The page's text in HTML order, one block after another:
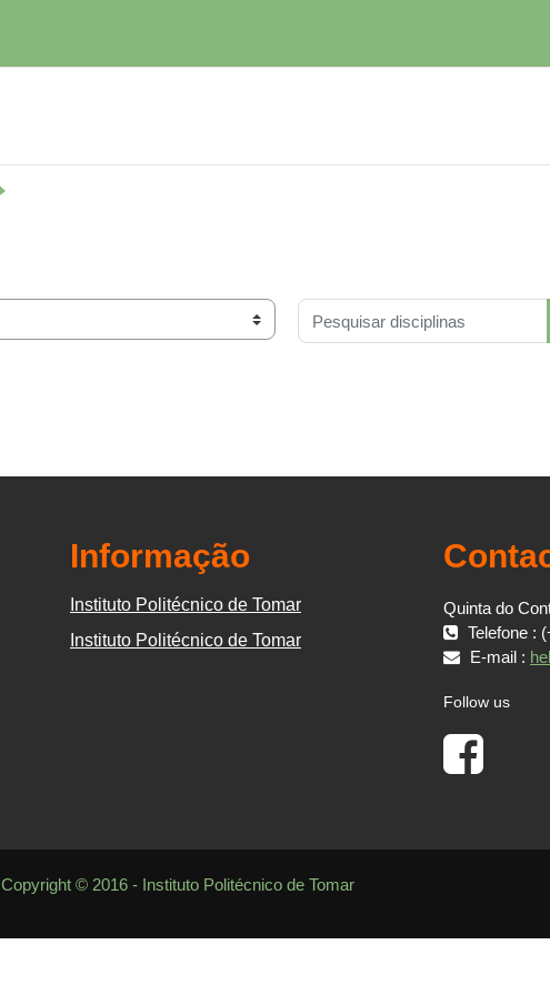
Pesquisar disciplinas
Informação
Instituto Politécnico de Tomar
Instituto Politécnico de Tomar
Quinta do
Telefone :
E-mail :
Follow us
Copyright © 2016 - Instituto Politécnico de Tomar